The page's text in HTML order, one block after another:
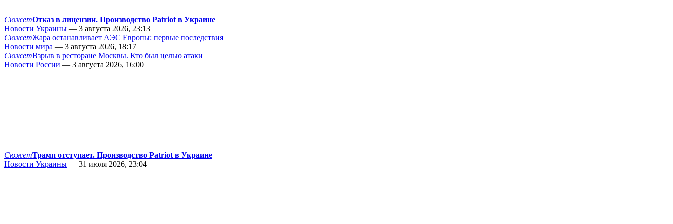
СюжетОтказ в лицензии. Производство Patriot в Украине
Новости Украины — 3 августа 2026, 23:13
СюжетЖара останавливает АЭС Европы: первые последствия
Новости мира — 3 августа 2026, 18:17
СюжетВзрыв в ресторане Москвы. Кто был целью атаки
Новости России — 3 августа 2026, 16:00
СюжетТрамп отступает. Производство Patriot в Украине
Новости Украины — 31 июля 2026, 23:04